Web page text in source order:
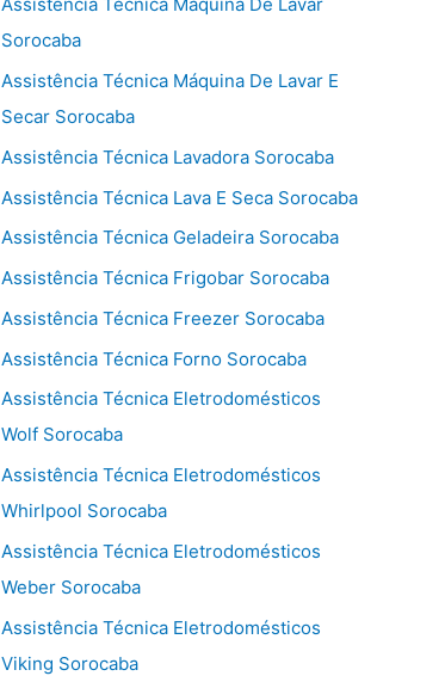
Sorocaba
Assistência Técnica Máquina De Lavar E
Secar Sorocaba
Assistência Técnica Lavadora Sorocaba
Assistência Técnica Lava E Seca Sorocaba
Assistência Técnica Geladeira Sorocaba
Assistência Técnica Frigobar Sorocaba
Assistência Técnica Freezer Sorocaba
Assistência Técnica Forno Sorocaba
Assistência Técnica Eletrodomésticos
Wolf Sorocaba
Assistência Técnica Eletrodomésticos
Whirlpool Sorocaba
Assistência Técnica Eletrodomésticos
Weber Sorocaba
Assistência Técnica Eletrodomésticos
Viking Sorocaba